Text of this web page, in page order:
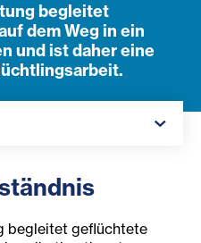
begleitet
dem Weg in ein
und ist daher eine
begleitet geflüchtete